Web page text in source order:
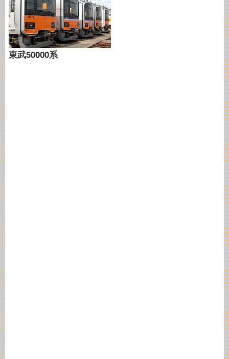
東武50000系